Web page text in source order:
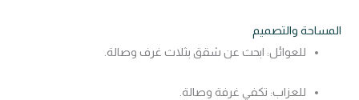
المساحة والتصميم
للعوائل: ابحث عن شقق بثلاث غرف وصالة.
للعزاب: تكفي غرفة وصالة.